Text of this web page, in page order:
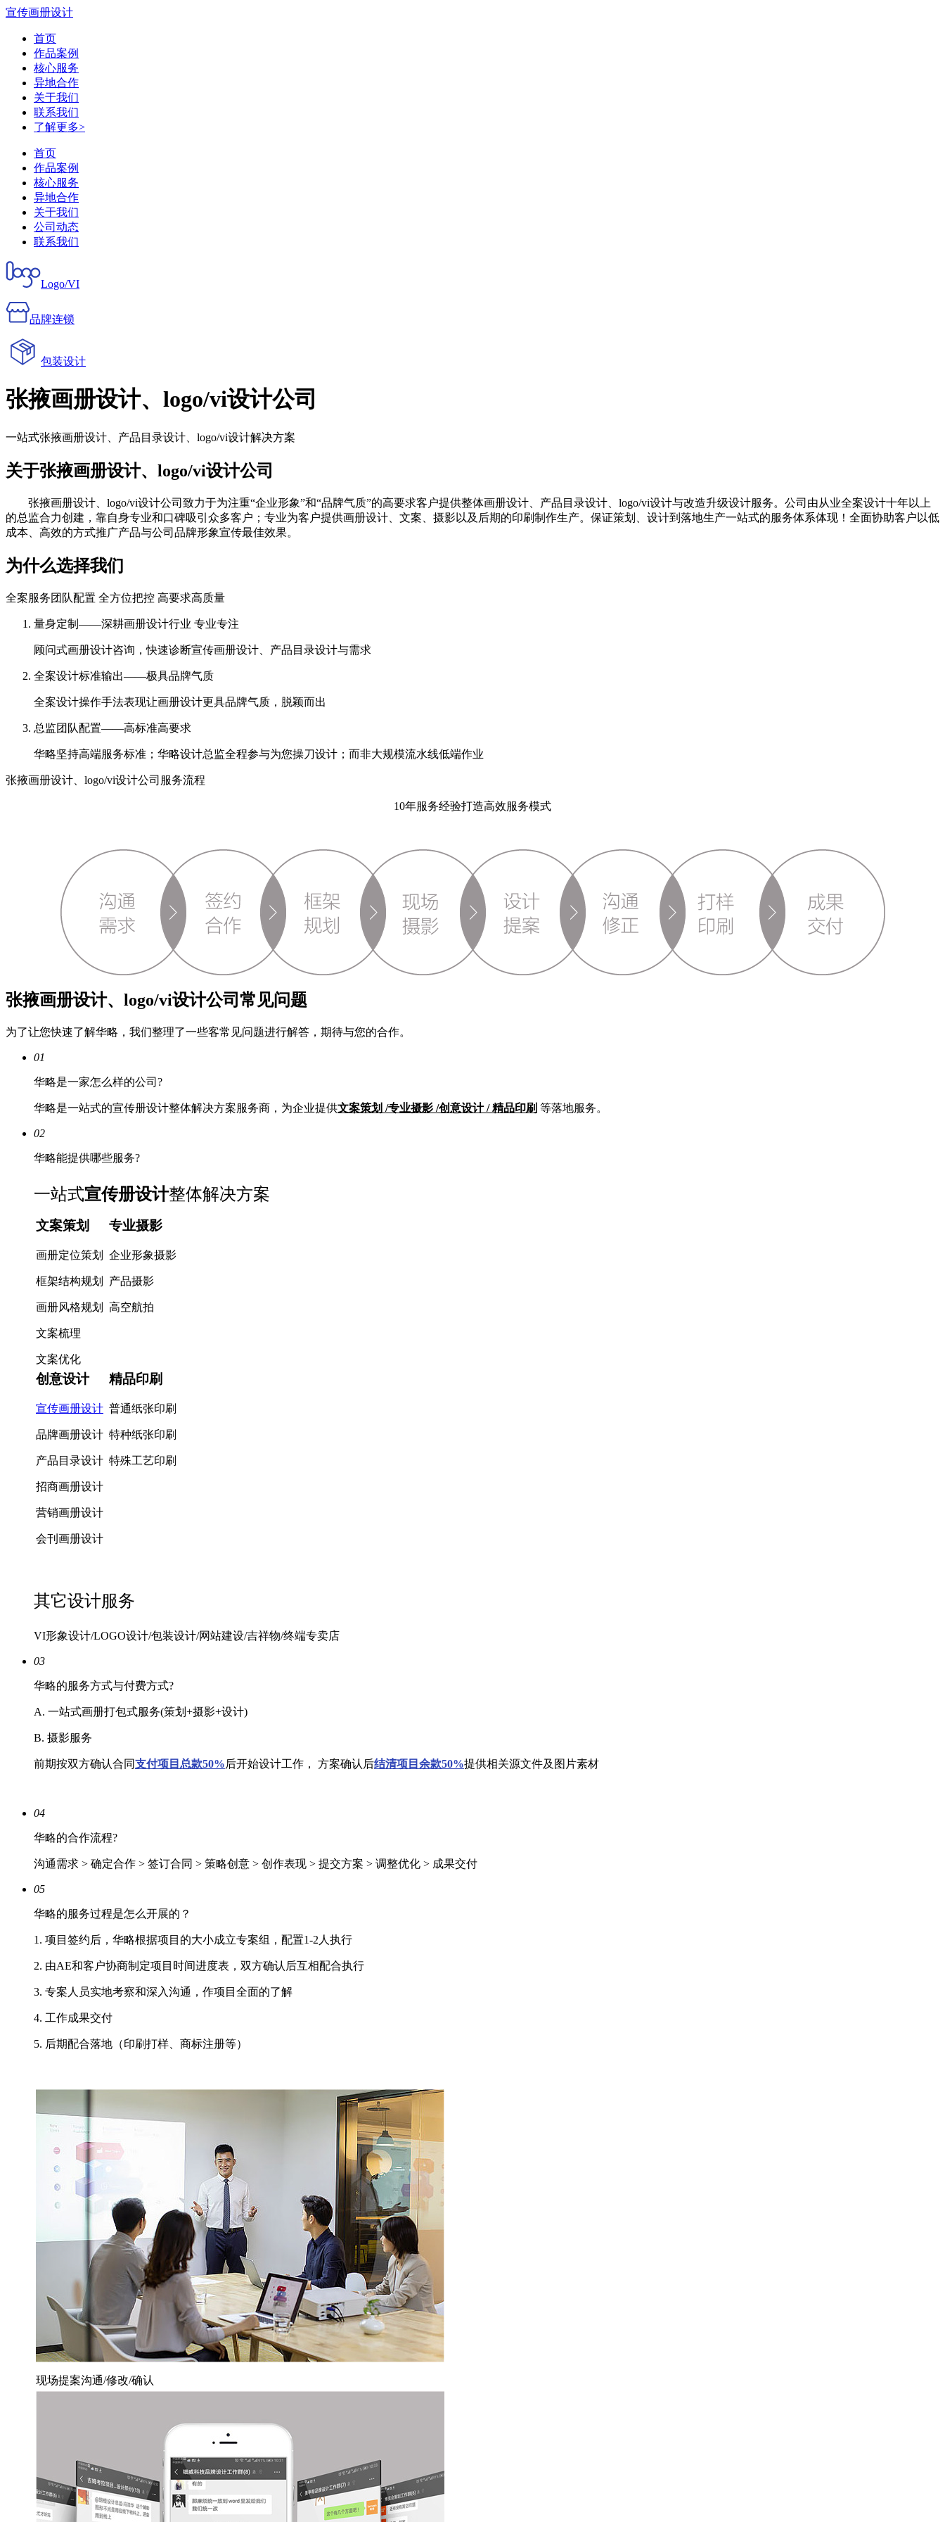
宣传画册设计
首页
作品案例
核心服务
异地合作
关于我们
联系我们
了解更多>
首页
作品案例
核心服务
异地合作
关于我们
公司动态
联系我们
Logo/VI
品牌连锁
包装设计
张掖画册设计、logo/vi设计公司
一站式张掖画册设计、产品目录设计、logo/vi设计解决方案
关于张掖画册设计、logo/vi设计公司
张掖画册设计、logo/vi设计公司致力于为注重“企业形象”和“品牌气质”的高要求客户提供整体画册设计、产品目录设计、logo/vi设计与改造升级设计服务。公司由从业全案设计十年以上
的总监合力创建，靠自身专业和口碑吸引众多客户；专业为客户提供画册设计、文案、摄影以及后期的印刷制作生产。保证策划、设计到落地生产一站式的服务体系体现！全面协助客户以低
成本、高效的方式推广产品与公司品牌形象宣传最佳效果。
为什么选择我们
全案服务团队配置 全方位把控 高要求高质量
量身定制——深耕画册设计行业 专业专注
顾问式画册设计咨询，快速诊断宣传画册设计、产品目录设计与需求
全案设计标准输出——极具品牌气质
全案设计操作手法表现让画册设计更具品牌气质，脱颖而出
总监团队配置——高标准高要求
华略坚持高端服务标准；华略设计总监全程参与为您操刀设计；而非大规模流水线低端作业
张掖画册设计、logo/vi设计公司服务流程
10年服务经验打造高效服务模式
张掖画册设计、logo/vi设计公司常见问题
为了让您快速了解华略，我们整理了一些客常见问题进行解答，期待与您的合作。
01
华略是一家怎么样的公司?
华略是一站式的宣传册设计整体解决方案服务商，为企业提供文案策划 /专业摄影 /创意设计 / 精品印刷 等落地服务。
02
华略能提供哪些服务?
一站式宣传册设计整体解决方案
文案策划
画册定位策划
框架结构规划
画册风格规划
文案梳理
文案优化
专业摄影
企业形象摄影
产品摄影
高空航拍
创意设计
宣传画册设计
品牌画册设计
产品目录设计
招商画册设计
营销画册设计
会刊画册设计
精品印刷
普通纸张印刷
特种纸张印刷
特殊工艺印刷
其它设计服务
VI形象设计/LOGO设计/包装设计/网站建设/吉祥物/终端专卖店
03
华略的服务方式与付费方式?
A. 一站式画册打包式服务(策划+摄影+设计)
B. 摄影服务
前期按双方确认合同支付项目总款50%后开始设计工作， 方案确认后结清项目余款50%提供相关源文件及图片素材
04
华略的合作流程?
沟通需求 > 确定合作 > 签订合同 > 策略创意 > 创作表现 > 提交方案 > 调整优化 > 成果交付
05
华略的服务过程是怎么开展的？
1. 项目签约后，华略根据项目的大小成立专案组，配置1-2人执行
2. 由AE和客户协商制定项目时间进度表，双方确认后互相配合执行
3. 专案人员实地考察和深入沟通，作项目全面的了解
4. 工作成果交付
5. 后期配合落地（印刷打样、商标注册等）
现场提案沟通/修改/确认